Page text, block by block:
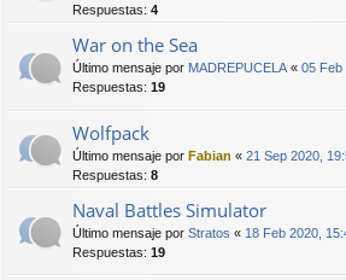
Respuestas: 4
War on the Sea
Último mensaje por MADREPUCELA« 05 Feb
Respuestas: 19
Wolfpack
Último mensaje por Fabian « 21 Sep 2020,
Respuestas: 8
Naval Battles Simulator
Último mensaje por Stratos « 18 Feb 2020,
Respuestas: 19